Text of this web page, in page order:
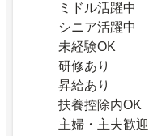
ミドル活躍中
シニア活躍中
未経験OK
研修あり
昇給あり
扶養控除内OK
主婦・主夫歓迎